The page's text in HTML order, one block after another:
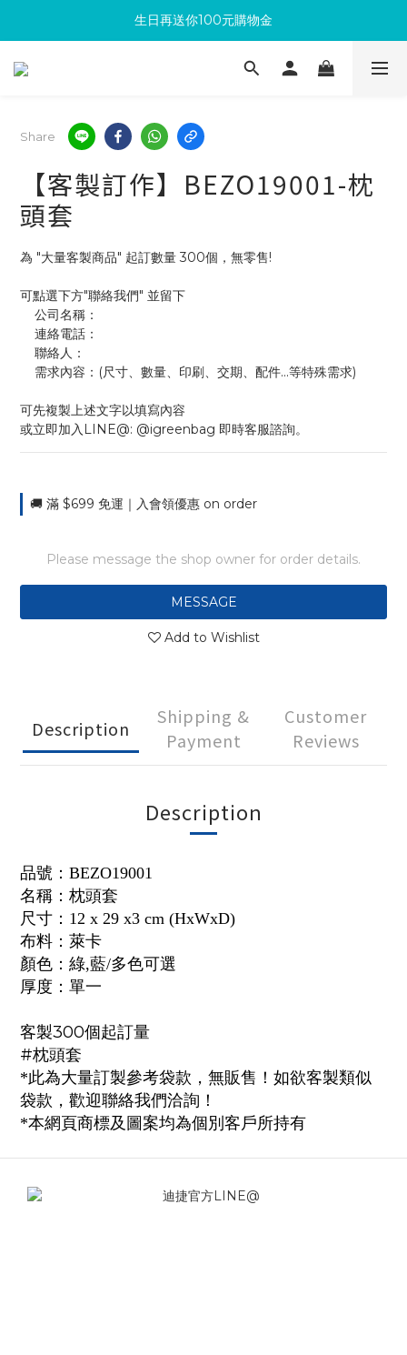
滿300回饋10%購物金
生日再送你100元購物金
加入成為新會員 馬上領取50元購物金
Share
【客製訂作】BEZO19001-枕
頭套
為 "大量客製商品" 起訂數量 300個，無零售!
可點選下方"聯絡我們" 並留下
    公司名稱：
    連絡電話：
    聯絡人：
    需求內容：(尺寸、數量、印刷、交期、配件...等特殊需求)
可先複製上述文字以填寫內容
或立即加入LINE@: @igreenbag 即時客服諮詢。
🚚 滿 $699 免運｜入會領優惠 on order
Please message the shop owner for order details.
MESSAGE
Add to Wishlist
Description
Shipping &
Payment
Customer
Reviews
Description
品號：BEZO19001
名稱：枕頭套
尺寸：12 x 29 x3 cm (HxWxD)
布料：萊卡
顏色：綠,藍/多色可選
厚度：單一
客製300個起訂量
#枕頭套
*此為大量訂製參考袋款，無販售！如欲客製類似
袋款，歡迎聯絡我們洽詢！
*本網頁商標及圖案均為個別客戶所持有